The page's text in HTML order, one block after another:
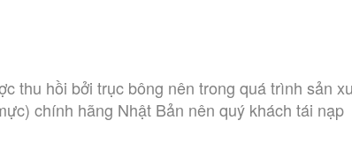
thu hồi bởi trục bông nên trong quá trình sản
chính hãng Nhật Bản nên quý khách tái nạp